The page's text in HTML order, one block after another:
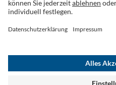
Widerruf